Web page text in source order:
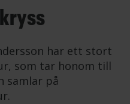
har ett stort
som tar honom till
samlar på